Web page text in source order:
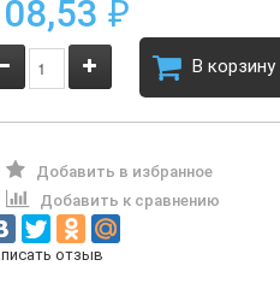
₽
В корзину
Добавить в избранное
Добавить к сравнению
отзыв